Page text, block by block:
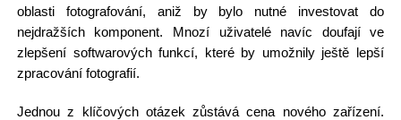
oblasti fotografování, aniž by bylo nutné investovat do
nejdražších komponent. Mnozí uživatelé navíc doufají ve
zlepšení softwarových funkcí, které by umožnily ještě lepší
zpracování fotografií.
Jednou z klíčových otázek zůstává cena nového zařízení.